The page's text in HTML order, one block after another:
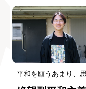
平和を願うあまり、